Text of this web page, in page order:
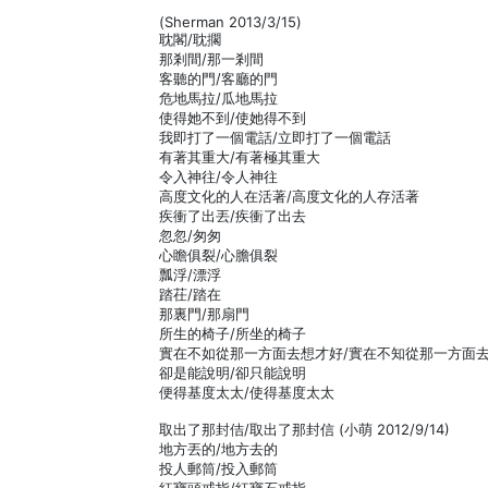
(Sherman 2013/3/15)
耽閣/耽擱
那剎間/那一剎間
客聽的門/客廳的門
危地馬拉/瓜地馬拉
使得她不到/使她得不到
我即打了一個電話/立即打了一個電話
有著其重大/有著極其重大
令入神往/令人神往
高度文化的人在活著/高度文化的人存活著
疾衝了出丟/疾衝了出去
忽忽/匆匆
心瞻俱裂/心膽俱裂
瓢浮/漂浮
踏茌/踏在
那裏門/那扇門
所生的椅子/所坐的椅子
實在不如從那一方面去想才好/實在不知從那一方面
卻是能說明/卻只能說明
便得基度太太/使得基度太太
取出了那封佶/取出了那封信 (小萌 2012/9/14)
地方丟的/地方去的
投人郵筒/投入郵筒